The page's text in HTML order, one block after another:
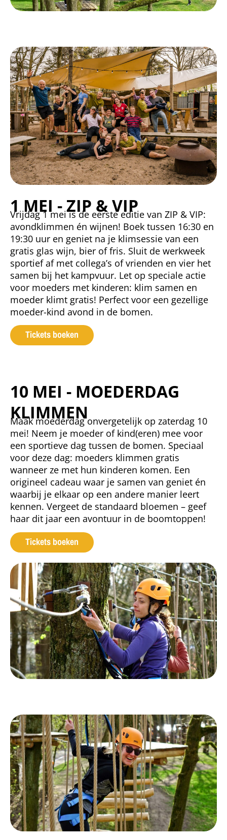
1 MEI - ZIP & VIP
Vrijdag 1 mei is de eerste editie van ZIP & VIP:
avondklimmen én wijnen! Boek tussen 16:30 en
19:30 uur en geniet na je klimsessie van een
gratis glas wijn, bier of fris. Sluit de werkweek
sportief af met collega’s of vrienden en vier het
samen bij het kampvuur. Let op speciale actie
voor moeders met kinderen: klim samen en
moeder klimt gratis! Perfect voor een gezellige
moeder-kind avond in de bomen.
Tickets boeken
10 MEI - MOEDERDAG
KLIMMEN
Maak moederdag onvergetelijk op zaterdag 10
mei! Neem je moeder of kind(eren) mee voor
een sportieve dag tussen de bomen. Speciaal
voor deze dag: moeders klimmen gratis
wanneer ze met hun kinderen komen. Een
origineel cadeau waar je samen van geniet én
waarbij je elkaar op een andere manier leert
kennen. Vergeet de standaard bloemen – geef
haar dit jaar een avontuur in de boomtoppen!
Tickets boeken